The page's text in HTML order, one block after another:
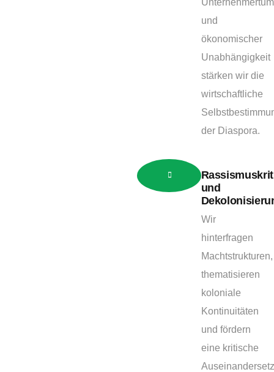
Unternehmertum
und
ökonomischer
Unabhängigkeit
stärken wir die
wirtschaftliche
der Diaspora.
und
Wir
hinterfragen
Machtstrukturen,
thematisieren
koloniale
Kontinuitäten
und fördern
eine kritische